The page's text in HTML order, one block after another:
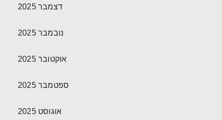
דצמבר 2025
נובמבר 2025
אוקטובר 2025
ספטמבר 2025
אוגוסט 2025